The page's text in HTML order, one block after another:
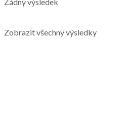
Zobrazit všechny výsledky